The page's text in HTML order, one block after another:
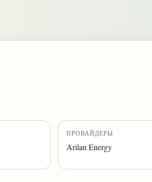
ПРОВАЙДЕРЫ
Arilan Energy